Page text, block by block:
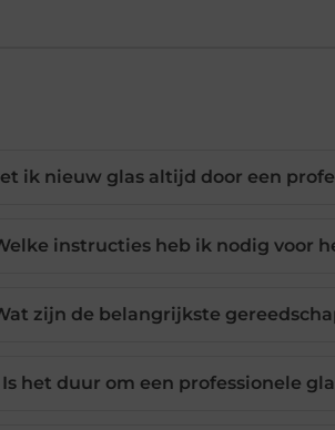
ik nieuw glas altijd door een
instructies heb ik nodig voor
zijn de belangrijkste
Is het duur om een professionele